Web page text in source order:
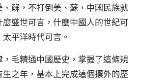
蘇，不打倒美、蘇，中國民族就
盛世可言，什麼中國人的世紀可
平洋時代可言。
毛精通中國歷史，掌握了這條規
之年，基本上完成這個攘外的歷